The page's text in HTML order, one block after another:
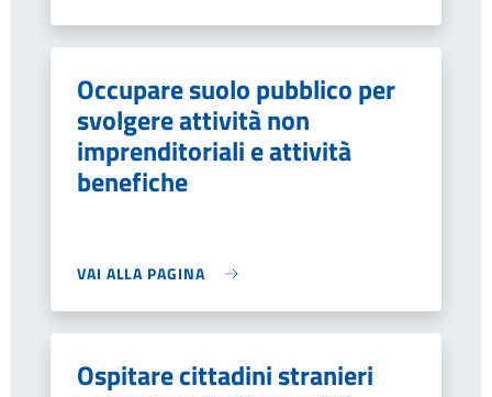
Occupare suolo pubblico per
svolgere attività non
imprenditoriali e attività
benefiche
VAI ALLA PAGINA
Ospitare cittadini stranieri